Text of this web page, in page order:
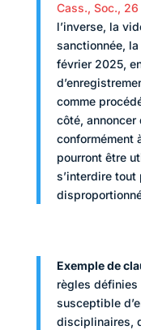
Cass., Soc.,
l’inverse, la
sanctionnée, la
février 2025,
comme
côté, annoncer
conformément
pourront être
s’interdire
Exemple de
règles définies
susceptible
disciplinaires,